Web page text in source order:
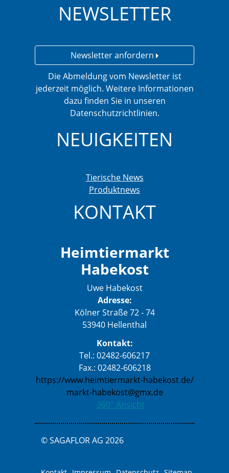
NEWSLETTER
Newsletter anfordern
Die Abmeldung vom Newsletter ist
jederzeit möglich. Weitere Informationen
dazu finden Sie in unseren
Datenschutzrichtlinien.
NEUIGKEITEN
Tierische News
Produktnews
KONTAKT
Heimtiermarkt
Habekost
Uwe Habekost
Adresse:
Kölner Straße 72 - 74
53940 Hellenthal
Kontakt:
Tel.: 02482-606217
Fax.: 02482-606218
https://www.heimtiermarkt-habekost.de/
markt-habekost@gmx.de
360° Ansicht
© SAGAFLOR AG 2026